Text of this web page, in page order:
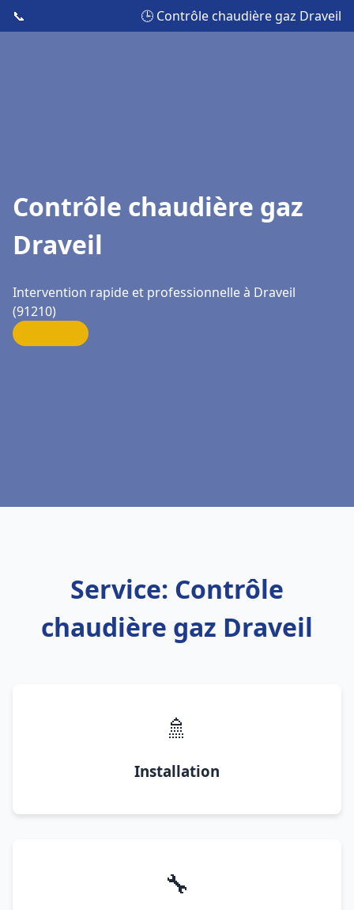
📞 🕒 Contrôle chaudière gaz Draveil
Contrôle chaudière gaz
Draveil
Intervention rapide et professionnelle à Draveil
(91210)
Service: Contrôle
chaudière gaz Draveil
🚿
Installation
🔧